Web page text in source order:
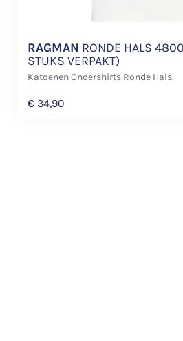
RAGMAN RONDE HALS
STUKS VERPAKT)
Katoenen Ondershirts Ronde Hals.
€ 34,90